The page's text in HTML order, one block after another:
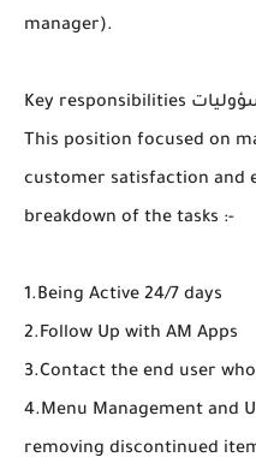
manager).
This position focused on
customer satisfaction and
breakdown of the tasks :-
1.Being Active 24/7 days
2.Follow Up with AM Apps
3.Contact the end user
4.Menu Management and
removing discontinued